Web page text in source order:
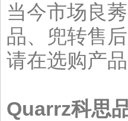
当今市场良
品、兜转售
请在选购产
Quarrz科思